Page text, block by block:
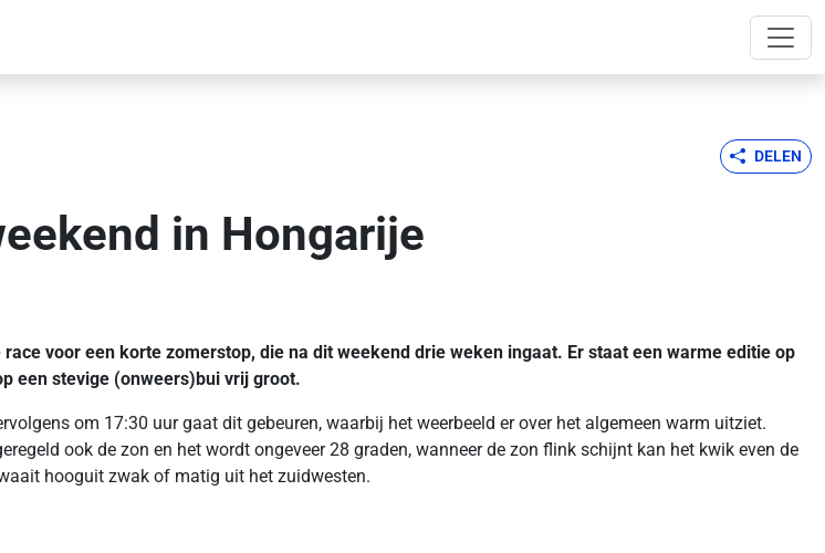
DELEN
in Hongarije
voor een korte zomerstop, die na dit weekend drie weken ingaat. Er staat een warme editie op
een stevige (onweers)bui vrij groot.
om 17:30 uur gaat dit gebeuren, waarbij het weerbeeld er over het algemeen warm uitziet.
ook de zon en het wordt ongeveer 28 graden, wanneer de zon flink schijnt kan het kwik even de
hooguit zwak of matig uit het zuidwesten.